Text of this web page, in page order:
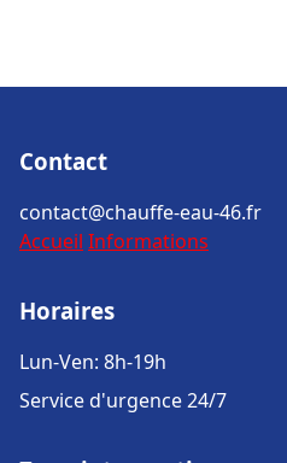
Contact
contact@chauffe-eau-46.fr
Accueil Informations
Horaires
Lun-Ven: 8h-19h
Service d'urgence 24/7